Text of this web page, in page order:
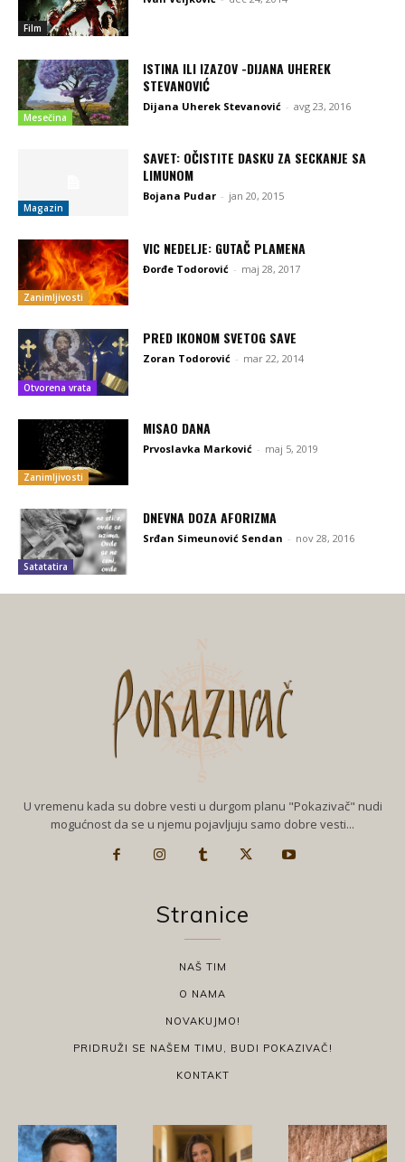
Film
Mesečina
ISTINA ILI IZAZOV -DIJANA UHEREK
STEVANOVIĆ
Dijana Uherek Stevanović - avg 23, 2016
Magazin
SAVET: OČISTITE DASKU ZA SECKANJE SA
LIMUNOM
Bojana Pudar - jan 20, 2015
Zanimljivosti
VIC NEDELJE: GUTAČ PLAMENA
Đorđe Todorović - maj 28, 2017
Otvorena vrata
PRED IKONOM SVETOG SAVE
Zoran Todorović - mar 22, 2014
Zanimljivosti
MISAO DANA
Prvoslavka Marković - maj 5, 2019
Satatatira
DNEVNA DOZA AFORIZMA
Srđan Simeunović Sendan - nov 28, 2016
U vremenu kada su dobre vesti u durgom planu "Pokazivač" nudi
mogućnost da se u njemu pojavljuju samo dobre vesti...
Stranice
NAŠ TIM
O NAMA
NOVAKUJMO!
PRIDRUŽI SE NAŠEM TIMU, BUDI POKAZIVAČ!
KONTAKT